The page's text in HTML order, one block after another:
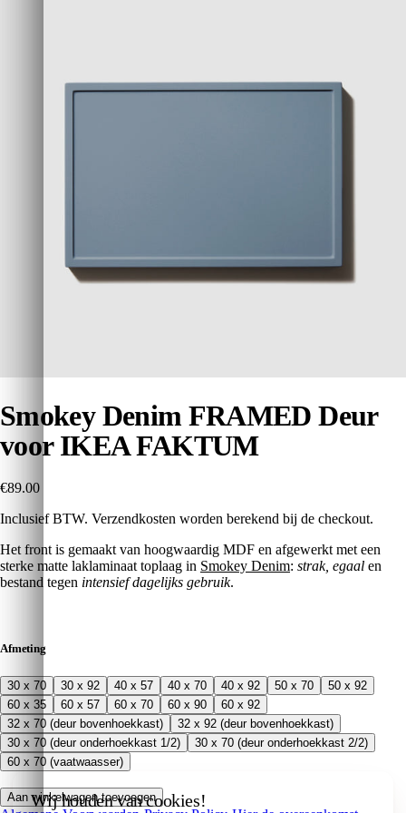
Smokey Denim FRAMED Deur
voor IKEA FAKTUM
€89.00
Inclusief BTW. Verzendkosten worden berekend bij de checkout.
Het front is gemaakt van hoogwaardig MDF en afgewerkt met een
sterke matte laklaminaat toplaag in Smokey Denim: strak, egaal en
bestand tegen intensief dagelijks gebruik.
Afmeting
30 x 70 30 x 92 40 x 57 40 x 70 40 x 92 50 x 70
50 x 92
60 x 35
60 x 57 60 x 70 60 x 90
60 x 92
32 x 70 (deur bovenhoekkast)
32 x 92 (deur bovenhoekkast)
30 x 70 (deur onderhoekkast 1/2)
30 x 70 (deur onderhoekkast 2/2)
60 x 70 (vaatwaasser)
Aan winkelwagen toevoegen
Wij houden van cookies!